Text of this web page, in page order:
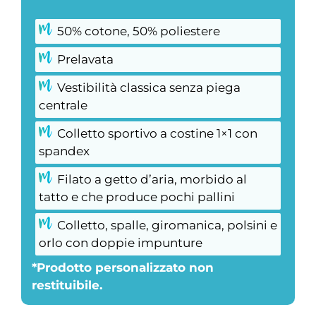
50% cotone, 50% poliestere
Prelavata
Vestibilità classica senza piega
centrale
Colletto sportivo a costine 1×1 con
spandex
Filato a getto d’aria, morbido al
tatto e che produce pochi pallini
Colletto, spalle, giromanica, polsini e
orlo con doppie impunture
*Prodotto personalizzato non
restituibile.